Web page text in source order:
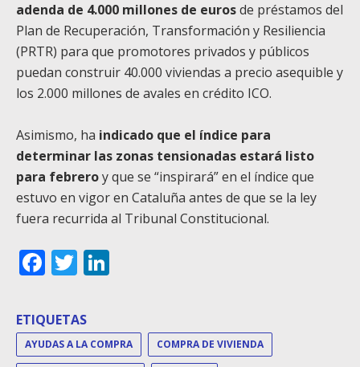
adenda de 4.000 millones de eurosde préstamos del
Plan de Recuperación, Transformación y Resiliencia
(PRTR) para que promotores privados y públicos
puedan construir 40.000 viviendas a precio asequible y
los 2.000 millones de avales en crédito ICO.
Asimismo, ha indicado que el índice para
determinar las zonas tensionadas estará listo
para febreroy que se “inspirará” en el índice que
estuvo en vigor en Cataluña antes de que se la ley
fuera recurrida al Tribunal Constitucional.
Facebook
Twitter
ETIQUETAS
AYUDAS A LA COMPRA COMPRA DE VIVIENDA